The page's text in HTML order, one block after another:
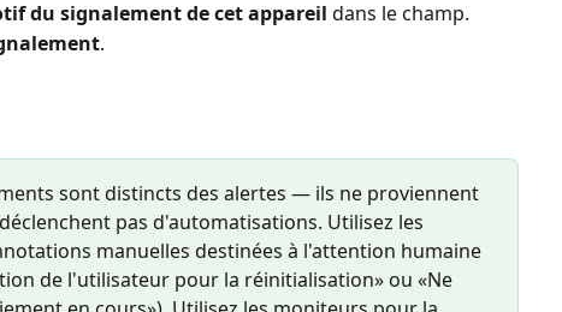
du signalement de cet appareil dans le champ.
.
sont distincts des alertes — ils ne proviennent
pas d'automatisations. Utilisez les
manuelles destinées à l'attention humaine
de l'utilisateur pour la réinitialisation» ou «Ne